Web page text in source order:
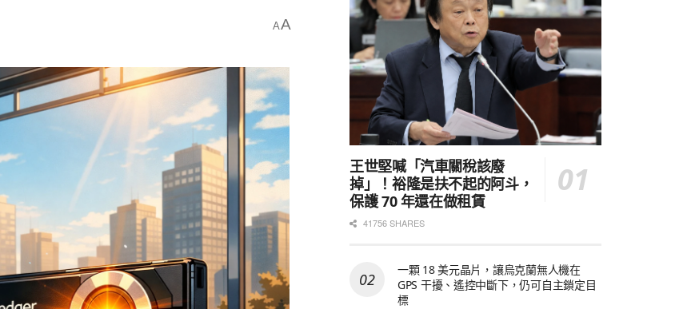
AA
王世堅喊「汽車關稅該廢
掉」！裕隆是扶不起的阿斗，
保護 70 年還在做租賃
41756 SHARES
一顆 18 美元晶片，讓烏克蘭無人機在
GPS 干擾、遙控中斷下，仍可自主鎖定目
標